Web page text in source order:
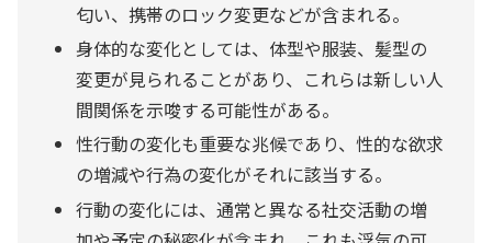
匂い、携帯のロック変更などが含まれる。
身体的な変化としては、体型や服装、髪型の
変更が見られることがあり、これらは新しい人
間関係を示唆する可能性がある。
性行動の変化も重要な兆候であり、性的な欲求
の増減や行為の変化がそれに該当する。
行動の変化には、通常と異なる社交活動の増